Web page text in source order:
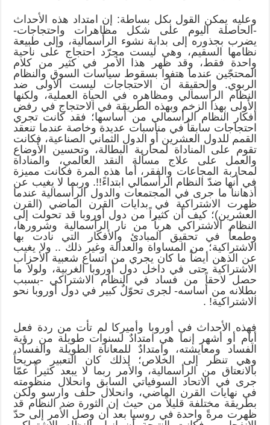
وعليه يمكن القول بكل بساطة: إن امتداد هذه الأحداث
-الحاصلة اليوم على شكل مظاهرات واحتجاجات-
يضرب بجذوره إلى بداية نشوء الرأسمالية، وإلى طبيعة
نظامها السقيم، وهي ليست مجرّد احتجاج على ناحية
واحدة فقط، وقد ظهر هذا الأمر في كثير من كلام
المحتجّين عندما هتفوا بسقوط سياسات السوق والنظام
الربوي. والحقيقة أن الاحتجاجات ليست الأولى ضد
النظام الرأسمالي ومظاهره في الحياة العملية، ولكنها
الأولى بهذا الزخم وبهذه الطريقة في الاحتجاج في رفض
أفكار النظام الرأسمالي من أساسها؛ فقد كانت تجري
احتجاجات سابقاً في مناسبات عديدة وخاصة عندما تنعقد
القمم للدول العشرين أو الدول الثماني الصناعية، فكانت
تقوم على المناداة لمحاربة البطالة، وتحسين الأوضاع
والعمل على علاج مسألة النقد العالمي، والمناداة
لمحاربة المجاعات والفقر، أما هذه المرة فكانت مميزة
في أنها ضدّ النظام الرأسمالي ابتداءً!!. وربما لا يغيب عن
أذهاننا ما جرى في المجتمعات والدول الرأسمالية عندما
ظهرت الاشتراكية في بدايات القرن الماضي (القرن
العشرين)؛ كيف أن كثيراً من دول أوروبا قد تحولت إلى
النظام الاشتراكي هرباً من نار الرأسمالية وشرورها،
وطمعاً في تحقيق المبادئ والأفكار التي نادت بها
الاشتراكية؛ من المساواة والعدالة وغير ذلك .. ولا يغيب
عن الذهن أيضاً ما كان يجري من اتساع شعبية الأحزاب
الاشتراكية حتى في داخل دول أوروبا الغربية، ولولا ما
حصل لاحقاً من فساد في النظام الاشتراكي -بسبب
بطلانه من أساسه- لجرى تحوّلٌ كبير في دول أوروبا نحو
الاشتراكية! .
فهذه الأحداث في أوروبا وأميركا لم تأت من ردة فعل
أيام أو أشهر إنما هي امتدادٌ لسنوات طويلة من رؤية
الفساد ومعايشته، وامتدادٌ للمعاناة الطويلة والفساد،
وهي تنظر إلى الخلاص؛ لذلك كان التعبير صريحاً
بالانعتاق من الرأسمالية، والأمر ربما لا يبعد كثيراً عمّا
جرى في الاتحاد السوفياتي السابق وانحلال منظومته
في نهايات القرن الماضي، وانحلال حلف وارسو ولكن
بطريقة مختلفة قليلاً من حيث إن الثورة ضد النظام قد
ظهرت مرةً واحدة في روسيا بعد أن وصل الأمر إلى حدّ